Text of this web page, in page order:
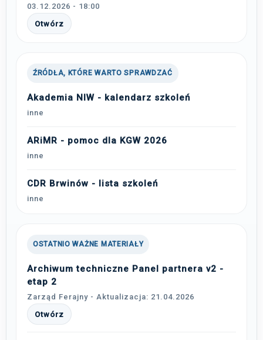
03.12.2026 - 18:00
Otwórz
ŹRÓDŁA, KTÓRE WARTO SPRAWDZAĆ
Akademia NIW - kalendarz szkoleń
inne
ARiMR - pomoc dla KGW 2026
inne
CDR Brwinów - lista szkoleń
inne
OSTATNIO WAŻNE MATERIAŁY
Archiwum techniczne Panel partnera v2 -
etap 2
Zarząd Ferajny - Aktualizacja: 21.04.2026
Otwórz